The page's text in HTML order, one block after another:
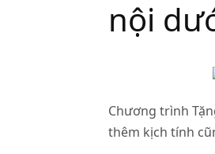
nội
Chương trình
thêm kịch tính